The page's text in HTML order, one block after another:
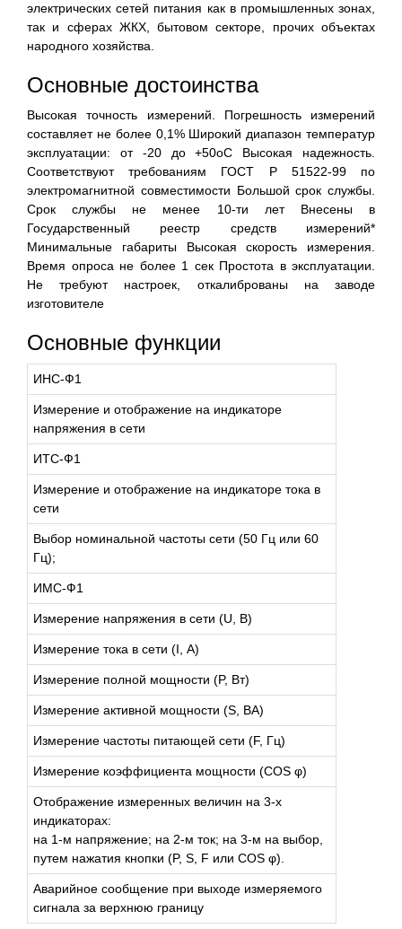
электрических сетей питания как в промышленных зонах,
так и сферах ЖКХ, бытовом секторе, прочих объектах
народного хозяйства.
Основные достоинства
Высокая точность измерений. Погрешность измерений
составляет не более 0,1% Широкий диапазон температур
эксплуатации: от -20 до +50оС Высокая надежность.
Соответствуют требованиям ГОСТ Р 51522-99 по
электромагнитной совместимости Большой срок службы.
Срок службы не менее 10-ти лет Внесены в
Государственный реестр средств измерений*
Минимальные габариты Высокая скорость измерения.
Время опроса не более 1 сек Простота в эксплуатации.
Не требуют настроек, откалиброваны на заводе
изготовителе
Основные функции
ИНС-Ф1
Измерение и отображение на индикаторе
напряжения в сети
ИТС-Ф1
Измерение и отображение на индикаторе тока в
сети
Выбор номинальной частоты сети (50 Гц или 60
Гц);
ИМС-Ф1
Измерение напряжения в сети (U, В)
Измерение тока в сети (I, А)
Измерение полной мощности (P, Вт)
Измерение активной мощности (S, ВА)
Измерение частоты питающей сети (F, Гц)
Измерение коэффициента мощности (COS φ)
Отображение измеренных величин на 3-х
индикаторах:
на 1-м напряжение; на 2-м ток; на 3-м на выбор,
путем нажатия кнопки (P, S, F или COS φ).
Аварийное сообщение при выходе измеряемого
сигнала за верхнюю границу